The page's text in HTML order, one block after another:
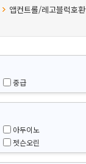
앱컨트롤/레고블럭호환
중급
아두이노
젯슨오린